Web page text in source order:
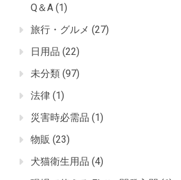
Q＆A (1)
旅行・グルメ (27)
日用品 (22)
未分類 (97)
法律 (1)
災害時必需品 (1)
物販 (23)
犬猫衛生用品 (4)